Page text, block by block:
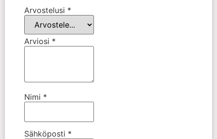
Arvostelusi *
Arviosi *
Nimi *
Sähköposti *